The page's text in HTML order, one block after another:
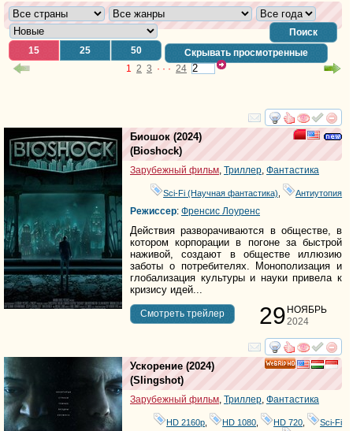
Поиск
15
25 50
Скрывать просмотренные
1
2 3 · · · 24
смотреть
Биошок (2024)
(Bioshock)
Зарубежный фильм Триллер Фантастика
Sci-Fi (Научная фантастика) Антиутопия
Режиссер: Френсис Лоуренс
Действия разворачиваются в обществе, в
котором корпорации в погоне за быстрой
наживой, создают в обществе иллюзию
заботы о потребителях. Монополизация и
глобализация культуры и науки привела к
кризису идей...
29 НОЯБРЬ
2024
Cмотреть трейлер
смотреть
Ускорение (2024)
(Slingshot)
Зарубежный фильм, Триллер, Фантастика
HD 2160р HD 1080 HD 720
Sci-Fi